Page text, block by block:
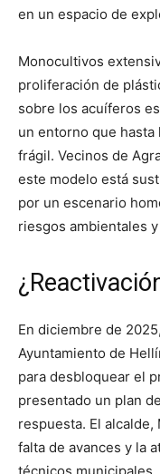
en un espacio de
Monocultivos
proliferación de
sobre los acuíferos
un entorno que
frágil. Vecinos de
este modelo está
por un escenario
riesgos ambientales
En diciembre de
Ayuntamiento de
para desbloquear el
presentado un plan
respuesta. El
falta de avances y la